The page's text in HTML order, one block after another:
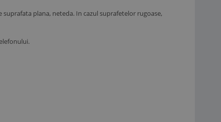
plana, neteda. In cazul suprafetelor rugoase,